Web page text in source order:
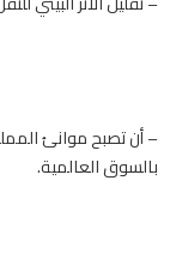
– أن تصبح موانئ
بالسوق العالمية.